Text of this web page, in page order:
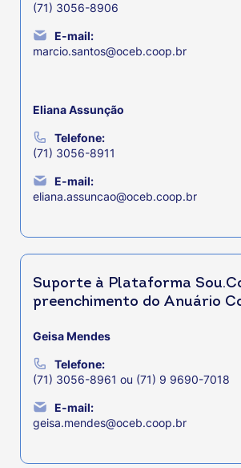
(71) 3056-8906
E-mail:
marcio.santos@oceb.coop.br
Eliana Assunção
Telefone:
(71) 3056-8911
E-mail:
eliana.assuncao@oceb.coop.br
Suporte à Plataforma
preenchimento do Anuário
Geisa Mendes
Telefone:
(71) 3056-8961 ou (71) 9 9690-7018
E-mail:
geisa.mendes@oceb.coop.br